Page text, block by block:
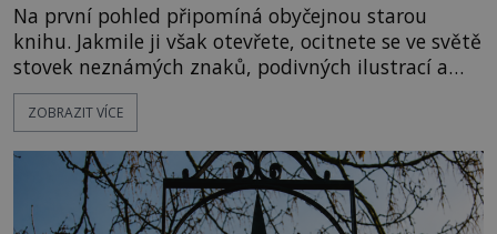
Na první pohled připomíná obyčejnou starou
knihu. Jakmile ji však otevřete, ocitnete se ve světě
stovek neznámých znaků, podivných ilustrací a
textu, který už téměř dvě století vzdoruje všem
pokusům o rozluštění. Rohoncský kodex patří mezi
jistotou neví, kdo jej napsal, kdy vznikl ani co
vlastně vypráví. Rohoncský kodex se poprvé
objevuje v roce
ZOBRAZIT VÍCE